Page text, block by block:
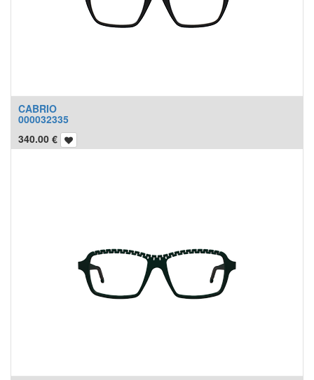
CABRIO
000032335
340.00 €